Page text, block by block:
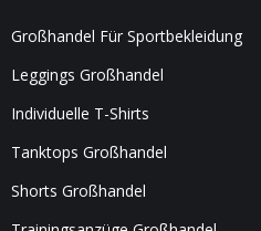
Großhandel Für Sportbekleidung
Leggings Großhandel
Individuelle T-Shirts
Tanktops Großhandel
Shorts Großhandel